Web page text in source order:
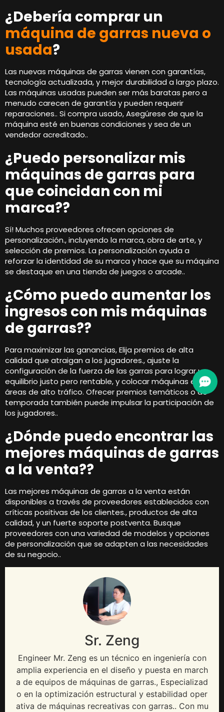
¿Debería comprar un
máquina de garras nueva o
usada?
Las nuevas máquinas de garras vienen con garantías,
tecnología actualizada, y mejor durabilidad a largo plazo.
Las máquinas usadas pueden ser más baratas pero a
menudo carecen de garantía y pueden requerir
reparaciones.. Si compra usado, Asegúrese de que la
máquina esté en buenas condiciones y sea de un
vendedor acreditado..
¿Puedo personalizar mis
máquinas de garras para
que coincidan con mi
marca??
Sí! Muchos proveedores ofrecen opciones de
personalización., incluyendo la marca, obra de arte, y
selección de premios. La personalización ayuda a
reforzar la identidad de su marca y hace que su máquina
se destaque en una tienda de juegos o arcade..
¿Cómo puedo aumentar los
ingresos con mis máquinas
de garras??
Para maximizar las ganancias, Elija premios de alta
calidad que atraigan a los jugadores., ajuste la
configuración de la fuerza de las garras para lograr un
equilibrio justo pero rentable, y colocar máquinas en
áreas de alto tráfico. Ofrecer premios temáticos o de
temporada también puede impulsar la participación de
los jugadores..
¿Dónde puedo encontrar las
mejores máquinas de garras
a la venta??
Las mejores máquinas de garras a la venta están
disponibles a través de proveedores establecidos con
críticas positivas de los clientes., productos de alta
calidad, y un fuerte soporte postventa. Busque
proveedores con una variedad de modelos y opciones
de personalización que se adapten a las necesidades
de su negocio..
Sr. Zeng
Engineer Mr. Zeng es un técnico en ingeniería con
amplia experiencia en el diseño y puesta en march
a de equipos de máquinas de garras., Especializad
o en la optimización estructural y estabilidad oper
ativa de máquinas recreativas con garras.. Con mu